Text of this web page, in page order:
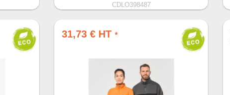
CDLO398487
31,73 € HT *